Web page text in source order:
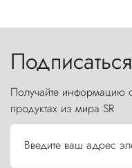
Получайте информацию
продуктах из мира SR
Введите ваш адрес